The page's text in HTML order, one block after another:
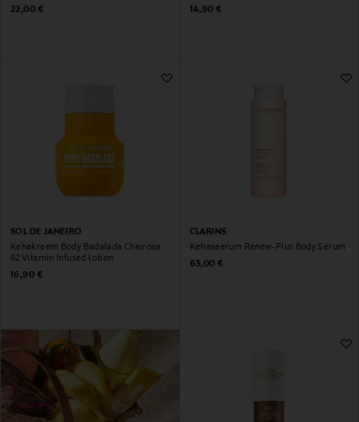
Original Price
22,00 €
Original Price
14,90 €
SOL DE JANEIRO
Kehakreem Body Badalada Cheirosa
62 Vitamin Infused Lotion
Original Price
16,90 €
CLARINS
Kehaseerum Renew-Plus Body Serum
Original Price
63,00 €